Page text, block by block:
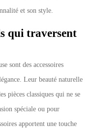
et son style.
qui traversent
sont des accessoires
Leur beauté naturelle
pièces classiques qui ne se
spéciale ou pour
apportent une touche